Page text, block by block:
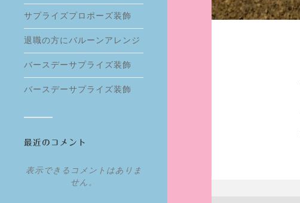
サプライズプロポーズ装飾
退職の方にバルーンアレンジ
バースデーサプライズ装飾
バースデーサプライズ装飾
最近のコメント
表示できるコメントはありま
せん。